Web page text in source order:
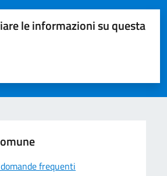
le informazioni su questa
5 stelle su 5
su 5
su 5
5
frequenti